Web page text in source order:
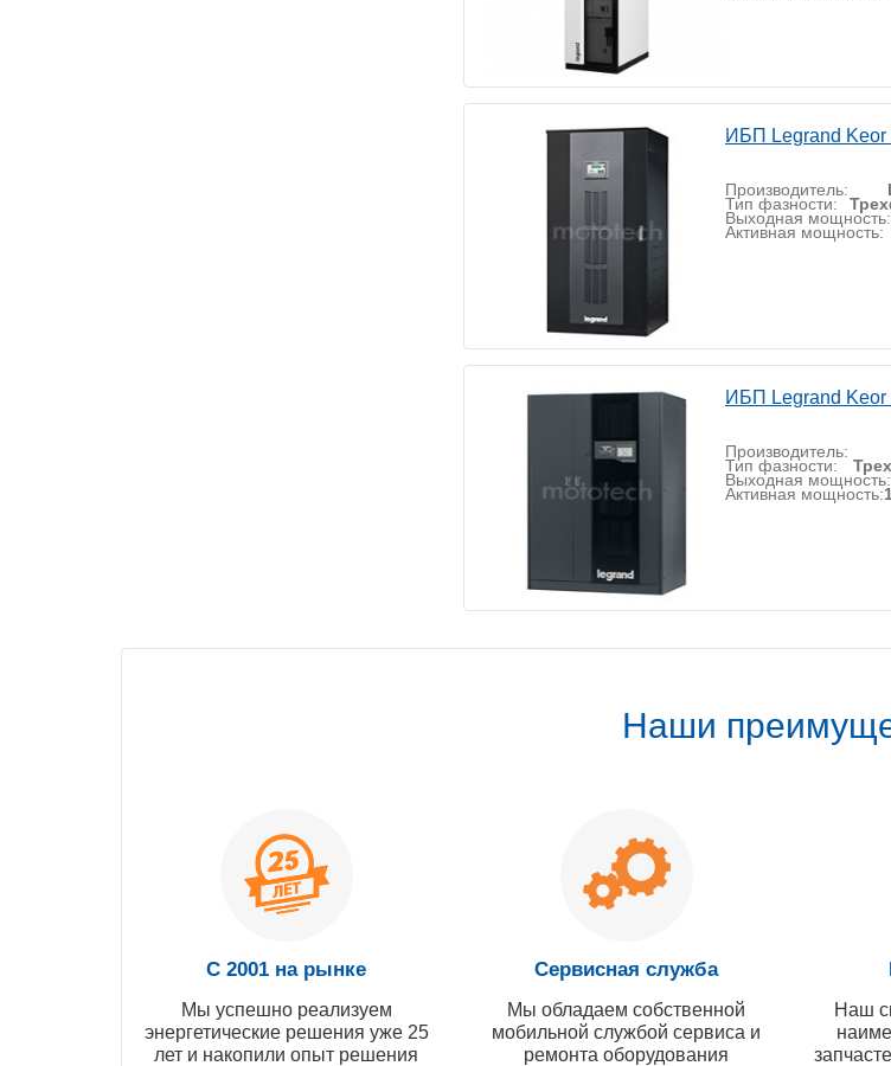
ИБП Legrand Keor
Производитель:
Тип фазности:
Выходная мощность:
Активная мощность:
ИБП Legrand Keor
Производитель:
Тип фазности:
Выходная мощность:
Активная мощность:
Наши
С 2001 на рынке
Мы успешно реализуем
энергетические решения уже 25
лет и накопили опыт решения
Сервисная служба
Мы обладаем собственной
мобильной службой сервиса и
ремонта оборудования
Наш